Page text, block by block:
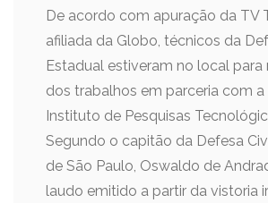
De acordo com apuração da TV
afiliada da Globo, técnicos da
Estadual estiveram no local para
dos trabalhos em parceria com
Instituto de Pesquisas
Segundo o capitão da Defesa
de São Paulo, Oswaldo de
laudo emitido a partir da vistoria